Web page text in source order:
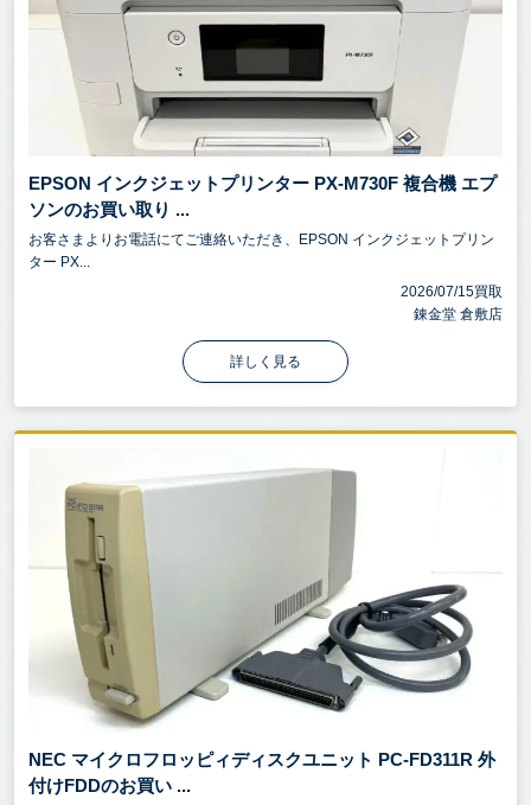
EPSON インクジェットプリンター PX-M730F 複合機 エプ
ソンのお買い取り ...
お客さまよりお電話にてご連絡いただき、EPSON インクジェットプリン
ター PX...
2026/07/15買取
錬金堂 倉敷店
詳しく見る
NEC マイクロフロッピィディスクユニット PC-FD311R 外
付けFDDのお買い ...